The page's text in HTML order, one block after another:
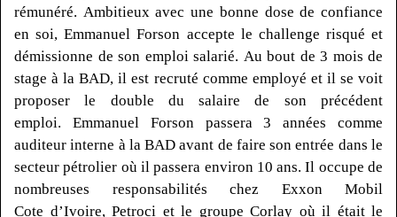
rémunéré. Ambitieux avec une bonne dose de confiance
en soi, EmmanuelForson accepte le challenge risqué et
démissionne de son emploi salarié. Au bout de 3 mois de
stage à la BAD, il est recruté comme employé et il se voit
proposer le double du salaire de son précédent
emploi. Emmanuel Forsonpassera 3 années comme
auditeur interne à la BAD avant de faire son entrée dans le
secteur pétrolier où il passera environ 10 ans. Il occupe de
nombreuses responsabilités chez Exxon Mobil
Cote d’Ivoire, Petroci et le groupe Corlay où il était le